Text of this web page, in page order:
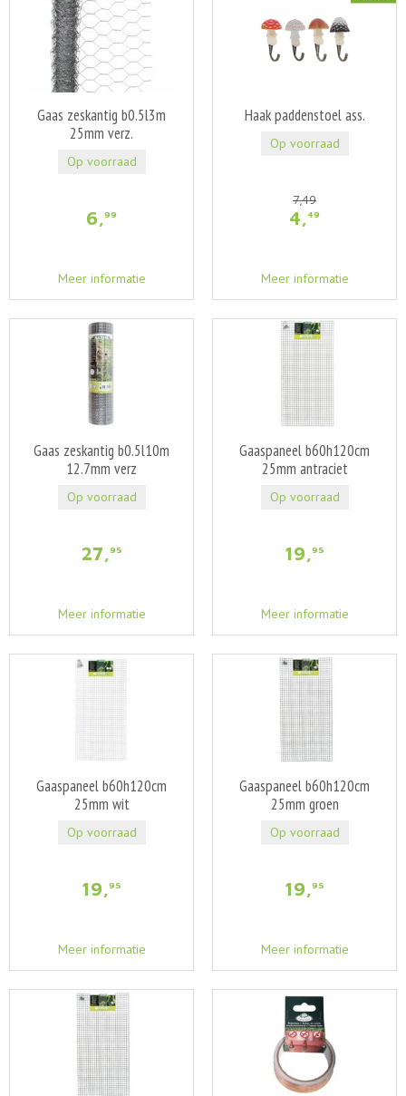
Gaas zeskantig b0.5l3m
25mm verz.
6,99
Meer informatie
Op voorraad
Haak paddenstoel ass.
7,49
4,49
Meer informatie
Op voorraad
Gaas zeskantig b0.5l10m
12.7mm verz
27,95
Meer informatie
Op voorraad
Gaaspaneel b60h120cm
25mm antraciet
19,95
Meer informatie
Op voorraad
Gaaspaneel b60h120cm
25mm wit
19,95
Meer informatie
Op voorraad
Gaaspaneel b60h120cm
25mm groen
19,95
Meer informatie
Op voorraad